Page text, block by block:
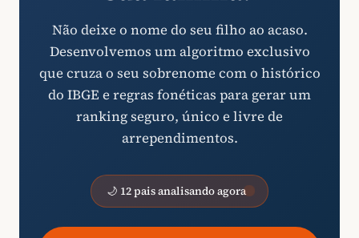
Não deixe o nome do seu filho ao acaso.
Desenvolvemos um algoritmo exclusivo
que cruza o seu sobrenome com o histórico
do IBGE e regras fonéticas para gerar um
ranking seguro, único e livre de
arrependimentos.
🌙 12 pais analisando agora